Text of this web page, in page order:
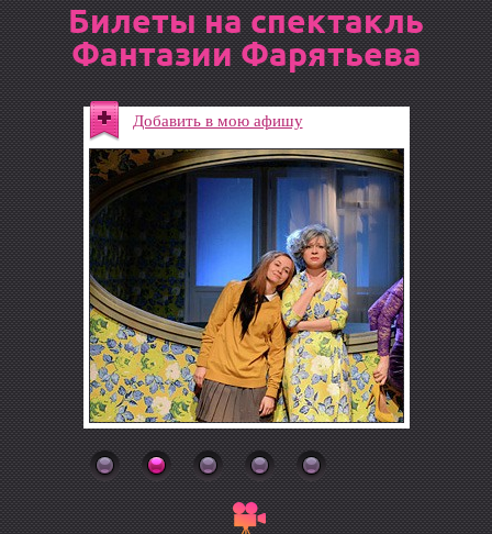
Билеты на спектакль
Фантазии Фарятьева
Добавить в мою афишу